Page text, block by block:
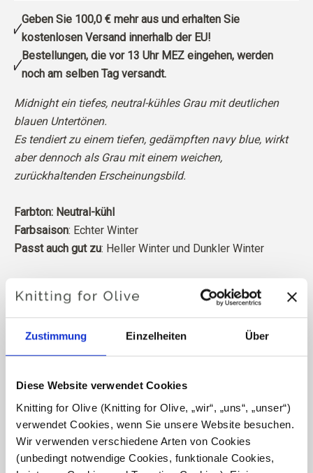
Zustimmung Einzelheiten Über
Diese Website verwendet Cookies
Knitting for Olive (Knitting for Olive, „wir“, „uns“, „unser“)
verwendet Cookies, wenn Sie unsere Website besuchen.
Wir verwenden verschiedene Arten von Cookies
(unbedingt notwendige Cookies, funktionale Cookies,
Geben Sie 100,0 €mehr aus und erhalten Sie
kostenlosen Versand innerhalb der EU!
Bestellungen, die vor 13 Uhr MEZ eingehen, werden
noch am selben Tag versandt.
Midnight ein tiefes, neutral-kühles Grau mit deutlichen
blauen Untertönen.
Es tendiert zu einem tiefen, gedämpften navy blue, wirkt
aber dennoch als Grau mit einem weichen,
zurückhaltenden Erscheinungsbild.
Farbton: Neutral-kühl
Farbsaison: Echter Winter
Passt auch gut zu: Heller Winter und Dunkler Winter
wo kein Mulesing praktiziert wird. Die Wolle lässt sich
direkt bis zu dem Bauernhof zurückverfolgen, von dem sie
stammt. Auf diese Weise wissen wir genau, welcher
Bauernhof, welche Landwirte und welche Schafe unsere
Merinowolle hat viele hervorragende Eigenschaften. Sie
ist temperaturregulierend. Das heißt, die Wolle hält
unseren Körper bei kaltem Wetter warm und gibt bei
warmem Wetter Wärme ab, wodurch unsere Haut kühl